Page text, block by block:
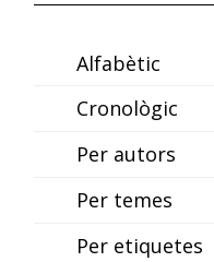
Alfabètic
Cronològic
Per autors
Per temes
Per etiquetes